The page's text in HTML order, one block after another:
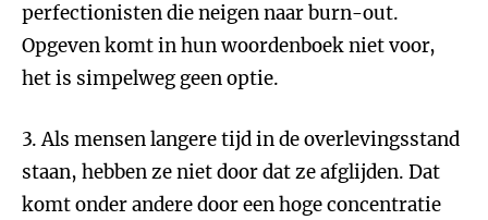
perfectionisten die neigen naar burn-out.
Opgeven komt in hun woordenboek niet voor,
het is simpelweg geen optie.
3. Als mensen langere tijd in de overlevingsstand
staan, hebben ze niet door dat ze afglijden. Dat
komt onder andere door een hoge concentratie